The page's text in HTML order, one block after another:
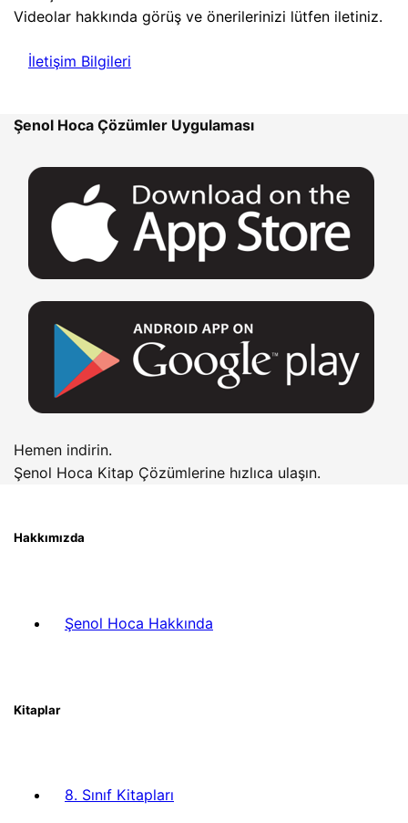
Videolar hakkında görüş ve önerilerinizi lütfen iletiniz.
İletişim Bilgileri
Şenol Hoca Çözümler Uygulaması
Hemen indirin.
Şenol Hoca Kitap Çözümlerine hızlıca ulaşın.
Hakkımızda
Şenol Hoca Hakkında
Kitaplar
8. Sınıf Kitapları